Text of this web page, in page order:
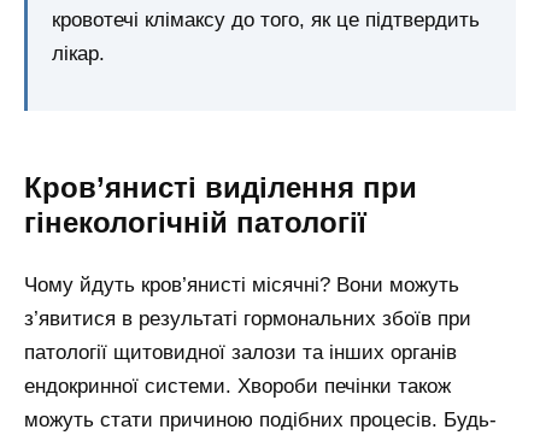
кровотечі клімаксу до того, як це підтвердить
лікар.
Кров’янисті виділення при
гінекологічній патології
Чому йдуть кров’янисті місячні? Вони можуть
з’явитися в результаті гормональних збоїв при
патології щитовидної залози та інших органів
ендокринної системи. Хвороби печінки також
можуть стати причиною подібних процесів. Будь-